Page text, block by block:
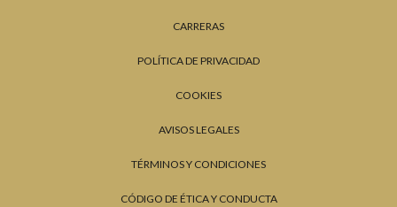
CARRERAS
POLÍTICA DE PRIVACIDAD
COOKIES
AVISOS LEGALES
TÉRMINOS Y CONDICIONES
CÓDIGO DE ÉTICA Y CONDUCTA